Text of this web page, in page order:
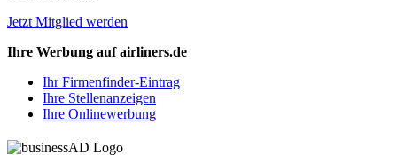
Jetzt Mitglied werden
Ihre Werbung auf airliners.de
Ihr Firmenfinder-Eintrag
Ihre Stellenanzeigen
Ihre Onlinewerbung